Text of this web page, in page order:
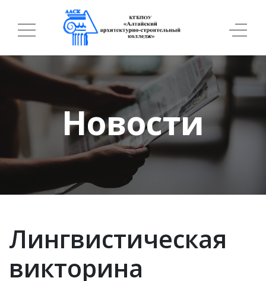
Новости
Лингвистическая
викторина